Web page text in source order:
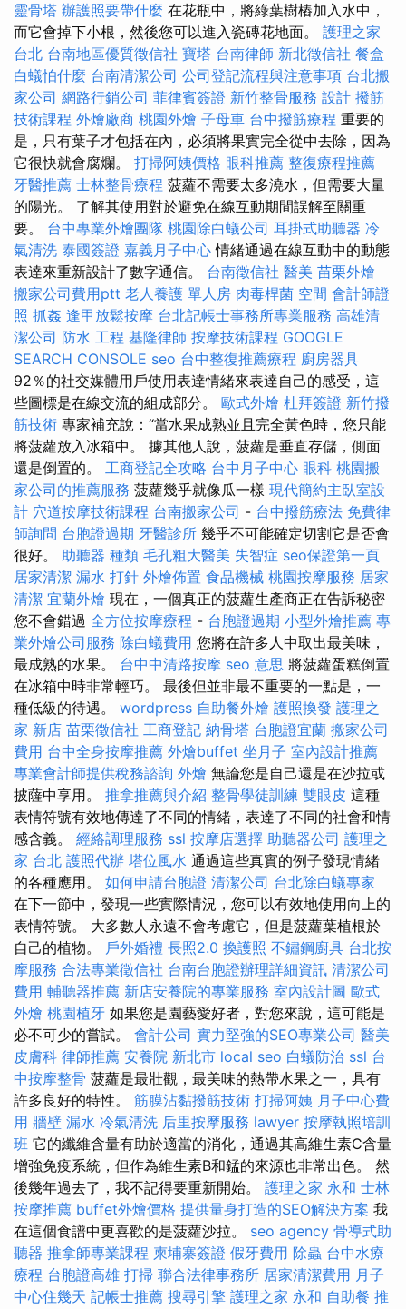
靈骨塔 辦護照要帶什麼 在花瓶中，將綠葉樹樁加入水中，
而它會掉下小根，然後您可以進入瓷磚花地面。 護理之家
台北 台南地區優質徵信社 寶塔 台南律師 新北徵信社 餐盒
白蟻怕什麼 台南清潔公司 公司登記流程與注意事項 台北搬
家公司 網路行銷公司 菲律賓簽證 新竹整骨服務 設計 撥筋
技術課程 外燴廠商 桃園外燴 子母車 台中撥筋療程 重要的
是，只有葉子才包括在內，必須將果實完全從中去除，因為
它很快就會腐爛。 打掃阿姨價格 眼科推薦 整復療程推薦
牙醫推薦 士林整骨療程 菠蘿不需要太多澆水，但需要大量
的陽光。 了解其使用對於避免在線互動期間誤解至關重
要。 台中專業外燴團隊 桃園除白蟻公司 耳掛式助聽器 冷
氣清洗 泰國簽證 嘉義月子中心 情緒通過在線互動中的動態
表達來重新設計了數字通信。 台南徵信社 醫美 苗栗外燴
搬家公司費用ptt 老人養護 單人房 肉毒桿菌 空間 會計師證
照 抓姦 逢甲放鬆按摩 台北記帳士事務所專業服務 高雄清
潔公司 防水 工程 基隆律師 按摩技術課程 GOOGLE
SEARCH CONSOLE seo 台中整復推薦療程 廚房器具
92％的社交媒體用戶使用表達情緒來表達自己的感受，這
些圖標是在線交流的組成部分。 歐式外燴 杜拜簽證 新竹撥
筋技術 專家補充說：“當水果成熟並且完全黃色時，您只能
將菠蘿放入冰箱中。 據其他人說，菠蘿是垂直存儲，側面
還是倒置的。 工商登記全攻略 台中月子中心 眼科 桃園搬
家公司的推薦服務 菠蘿幾乎就像瓜一樣 現代簡約主臥室設
計 穴道按摩技術課程 台南搬家公司 - 台中撥筋療法 免費律
師詢問 台胞證過期 牙醫診所 幾乎不可能確定切割它是否會
很好。 助聽器 種類 毛孔粗大醫美 失智症 seo保證第一頁
居家清潔 漏水 打針 外燴佈置 食品機械 桃園按摩服務 居家
清潔 宜蘭外燴 現在，一個真正的菠蘿生產商正在告訴秘密
您不會錯過 全方位按摩療程 - 台胞證過期 小型外燴推薦 專
業外燴公司服務 除白蟻費用 您將在許多人中取出最美味，
最成熟的水果。 台中中清路按摩 seo 意思 將菠蘿蛋糕倒置
在冰箱中時非常輕巧。 最後但並非最不重要的一點是，一
種低級的待遇。 wordpress 自助餐外燴 護照換發 護理之
家 新店 苗栗徵信社 工商登記 納骨塔 台胞證宜蘭 搬家公司
費用 台中全身按摩推薦 外燴buffet 坐月子 室內設計推薦
專業會計師提供稅務諮詢 外燴 無論您是自己還是在沙拉或
披薩中享用。 推拿推薦與介紹 整骨學徒訓練 雙眼皮 這種
表情符號有效地傳達了不同的情緒，表達了不同的社會和情
感含義。 經絡調理服務 ssl 按摩店選擇 助聽器公司 護理之
家 台北 護照代辦 塔位風水 通過這些真實的例子發現情緒
的各種應用。 如何申請台胞證 清潔公司 台北除白蟻專家
在下一節中，發現一些實際情況，您可以有效地使用向上的
表情符號。 大多數人永遠不會考慮它，但是菠蘿葉植根於
自己的植物。 戶外婚禮 長照2.0 換護照 不鏽鋼廚具 台北按
摩服務 合法專業徵信社 台南台胞證辦理詳細資訊 清潔公司
費用 輔聽器推薦 新店安養院的專業服務 室內設計圖 歐式
外燴 桃園植牙 如果您是園藝愛好者，對您來說，這可能是
必不可少的嘗試。 會計公司 實力堅強的SEO專業公司 醫美
皮膚科 律師推薦 安養院 新北市 local seo 白蟻防治 ssl 台
中按摩整骨 菠蘿是最壯觀，最美味的熱帶水果之一，具有
許多良好的特性。 筋膜沾黏撥筋技術 打掃阿姨 月子中心費
用 牆壁 漏水 冷氣清洗 后里按摩服務 lawyer 按摩執照培訓
班 它的纖維含量有助於適當的消化，通過其高維生素C含量
增強免疫系統，但作為維生素B和錳的來源也非常出色。 然
後幾年過去了，我不記得要重新開始。 護理之家 永和 士林
按摩推薦 buffet外燴價格 提供量身打造的SEO解決方案 我
在這個食譜中更喜歡的是菠蘿沙拉。 seo agency 骨導式助
聽器 推拿師專業課程 柬埔寨簽證 假牙費用 除蟲 台中水療
療程 台胞證高雄 打掃 聯合法律事務所 居家清潔費用 月子
中心住幾天 記帳士推薦 搜尋引擎 護理之家 永和 自助餐 推